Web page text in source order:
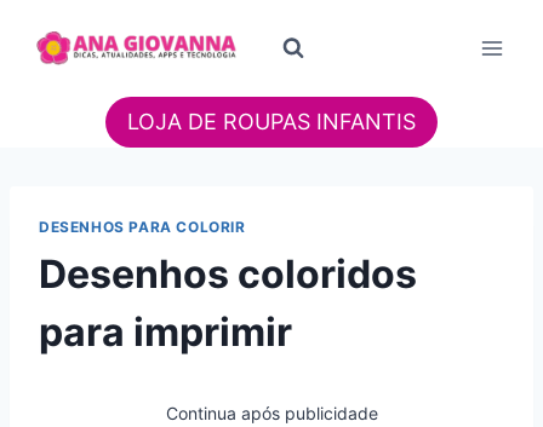
para
LOJA DE ROUPAS INFANTIS
DESENHOS PARA COLORIR
Desenhos coloridos
para imprimir
Continua após publicidade